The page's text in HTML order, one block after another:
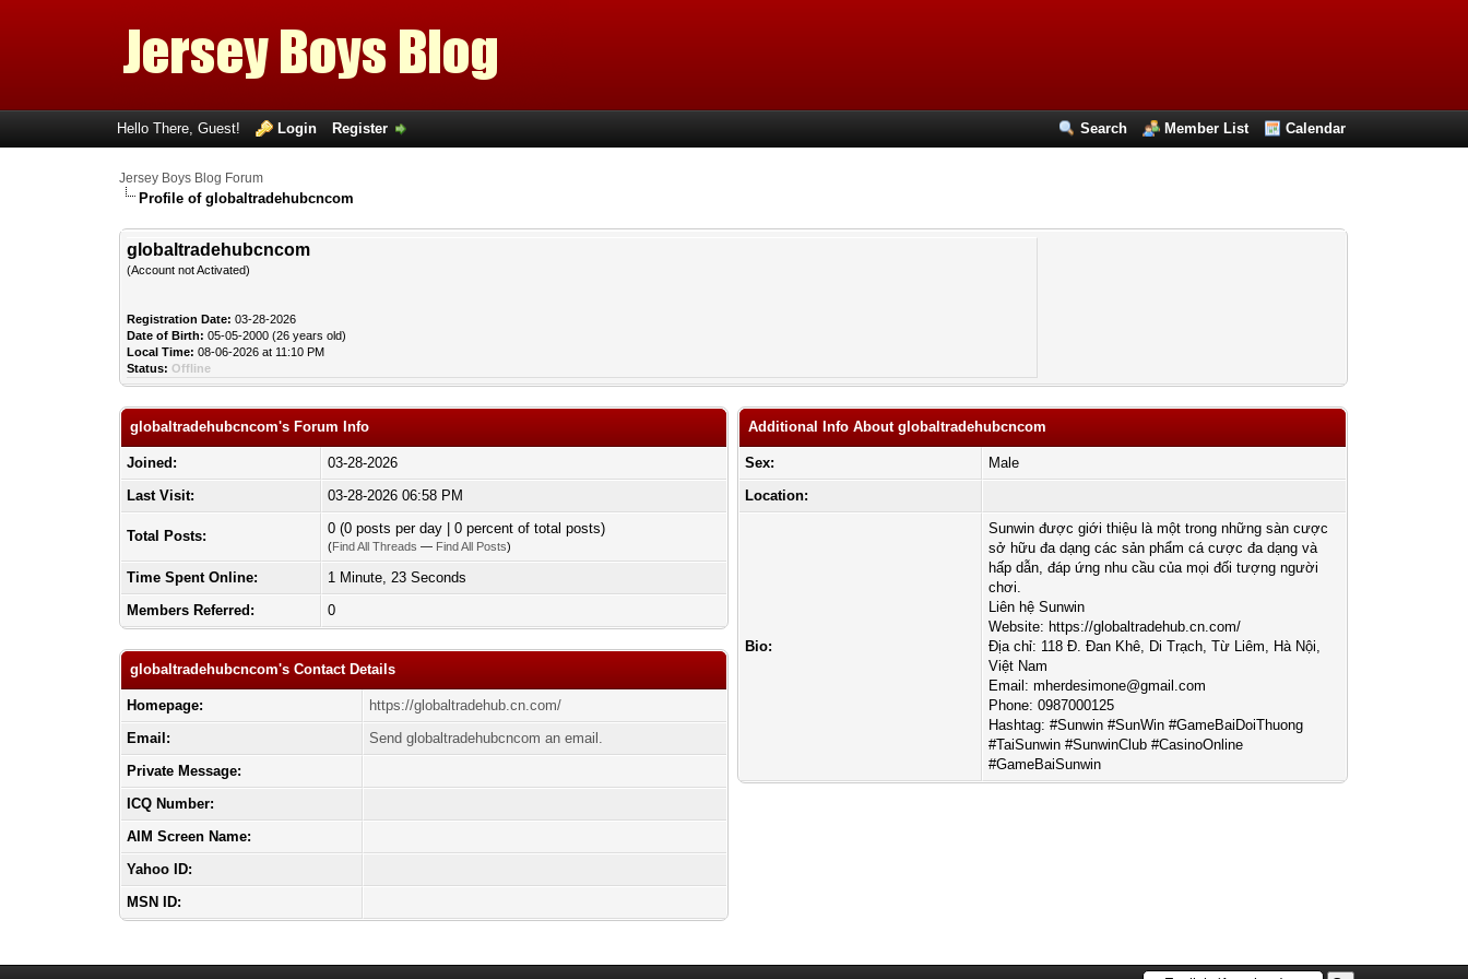
Search Member List Calendar
Hello There, Guest! Login Register
Jersey Boys Blog Forum
Profile of globaltradehubcncom
globaltradehubcncom
(Account not Activated)
Registration Date: 03-28-2026
Date of Birth: 05-05-2000 (26 years old)
Local Time: 08-06-2026 at 11:10 PM
Status: Offline
globaltradehubcncom's Forum Info
Joined:
03-28-2026
Last Visit:
03-28-2026 06:58 PM
Total Posts: 0 (0 posts per day | 0 percent of total posts)
(Find All Threads — Find All Posts)
Time Spent Online:
1 Minute, 23 Seconds
Members Referred:
0
globaltradehubcncom's Contact Details
Homepage:
https://globaltradehub.cn.com/
Email:
Send globaltradehubcncom an email.
Private Message:
ICQ Number:
AIM Screen Name:
Yahoo ID:
MSN ID:
Additional Info About globaltradehubcncom
Sex:
Male
Location:
Bio:
Sunwin được giới thiệu là một trong những sàn cược
sở hữu đa dạng các sản phẩm cá cược đa dạng và
hấp dẫn, đáp ứng nhu cầu của mọi đối tượng người
chơi.
Liên hệ Sunwin
Website: https://globaltradehub.cn.com/
Địa chỉ: 118 Đ. Đan Khê, Di Trạch, Từ Liêm, Hà Nội,
Việt Nam
Email:mherdesimone@gmail.com
Phone: 0987000125
Hashtag: #Sunwin #SunWin #GameBaiDoiThuong
#TaiSunwin #SunwinClub #CasinoOnline
#GameBaiSunwin